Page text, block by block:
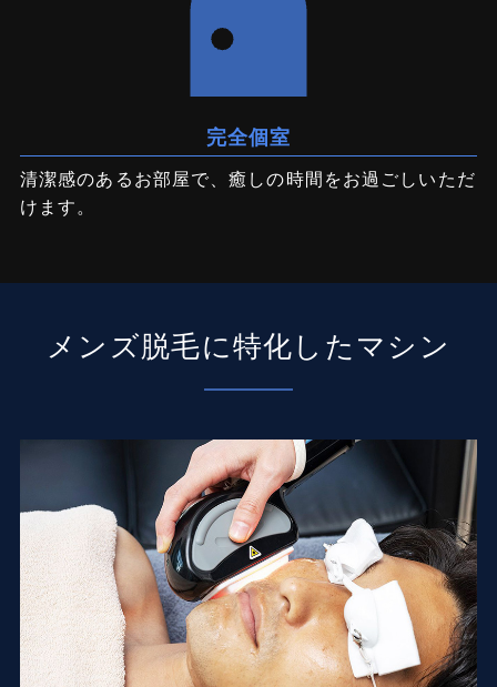
完全個室
清潔感のあるお部屋で、癒しの時間をお過ごしいただ
けます。
メンズ脱毛に特化したマシン